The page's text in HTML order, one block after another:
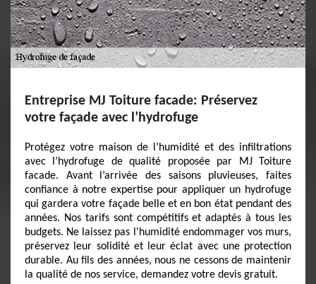
Entreprise MJ Toiture facade: Préservez
votre façade avec l’hydrofuge
Protégez votre maison de l’humidité et des infiltrations
avec l’hydrofuge de qualité proposée par MJ Toiture
facade. Avant l’arrivée des saisons pluvieuses, faites
confiance à notre expertise pour appliquer un hydrofuge
qui gardera votre façade belle et en bon état pendant des
années. Nos tarifs sont compétitifs et adaptés à tous les
budgets. Ne laissez pas l'humidité endommager vos murs,
préservez leur solidité et leur éclat avec une protection
durable. Au fils des années, nous ne cessons de maintenir
la qualité de nos service, demandez votre devis gratuit.